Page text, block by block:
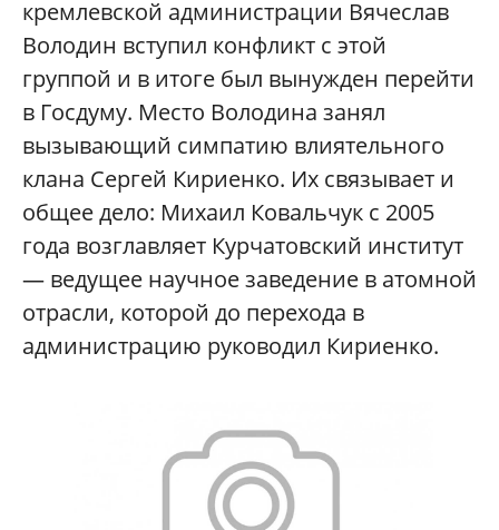
кремлевской администрации Вячеслав
Володин вступил конфликт с этой
группой и в итоге был вынужден перейти
в Госдуму. Место Володина занял
вызывающий симпатию влиятельного
клана Сергей Кириенко. Их связывает и
общее дело: Михаил Ковальчук с 2005
года возглавляет Курчатовский институт
— ведущее научное заведение в атомной
отрасли, которой до перехода в
администрацию руководил Кириенко.